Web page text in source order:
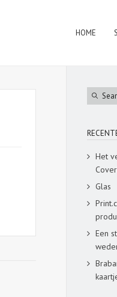
HOME
Het
Glas
Een